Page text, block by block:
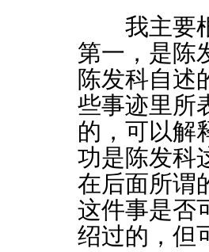
我主要根
第一，是陈
陈发科自述
些事迹里所
的，可以解
功是陈发科
在后面所谓
这件事是否
绍过的，但